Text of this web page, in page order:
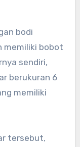
bodi
memiliki bobot
sendiri,
berukuran 6
memiliki
tersebut,